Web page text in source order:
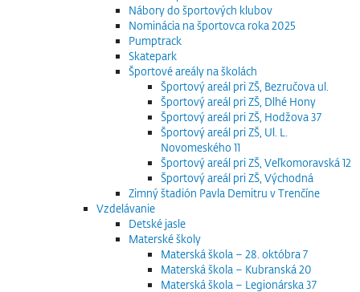
Nábory do športových klubov
Nominácia na športovca roka 2025
Pumptrack
Skatepark
Športové areály na školách
Športový areál pri ZŠ, Bezručova ul.
Športový areál pri ZŠ, Dlhé Hony
Športový areál pri ZŠ, Hodžova 37
Športový areál pri ZŠ, Ul. L.
Novomeského 11
Športový areál pri ZŠ, Veľkomoravská 12
Športový areál pri ZŠ, Východná
Zimný štadión Pavla Demitru v Trenčíne
Vzdelávanie
Detské jasle
Materské školy
Materská škola – 28. októbra 7
Materská škola – Kubranská 20
Materská škola – Legionárska 37